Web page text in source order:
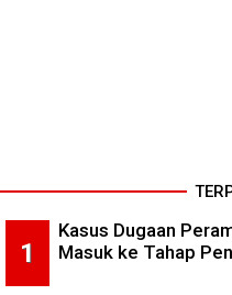
Kasus Dugaan
Masuk ke Tahap